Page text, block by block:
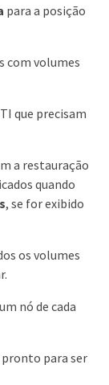
para a posição
com volumes
que precisam
a restauração
quando
, se for exibido
os volumes
nó de cada
pronto para ser